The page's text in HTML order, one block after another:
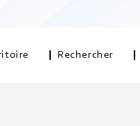
Rechercher